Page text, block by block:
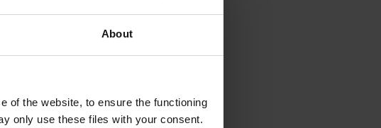
About
of the website, to ensure the functioning
only use these files with your consent.